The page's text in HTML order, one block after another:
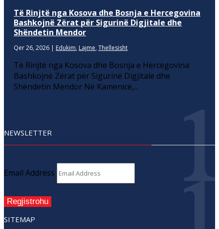
Të Rinjtë nga Kosova dhe Bosnja e Hercegovina
Bashkojnë Zërat për Sigurinë Digjitale dhe
Shëndetin Mendor
Qer 26, 2026 | Edukim, Lajme, Thellesisht
Të Rinjtë nga Kosova dhe Bosnja e Hercegovina
Bashkojnë Zërat për Sigurinë Digjitale dhe
Shëndetin Mendor Në Kamenicë,...
NEWSLETTER
Email Address
Regjistrohu
SITEMAP